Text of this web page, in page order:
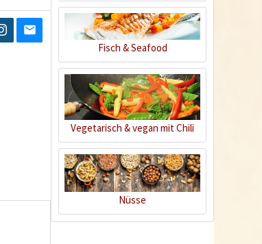
Fisch & Seafood
Vegetarisch & vegan mit Chili
Nüsse